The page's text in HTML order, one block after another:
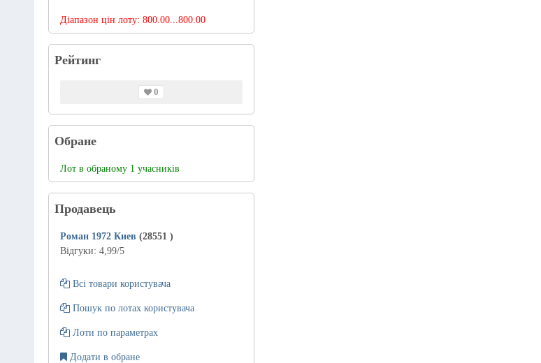
Діапазон цін лоту: 800.00...800.00
Рейтинг
0
Обране
Лот в обраному 1 учасників
Продавець
Роман 1972 Киев (28551 )
Відгуки: 4,99/5
Всі товари користувача
Пошук по лотах користувача
Лоти по параметрах
Додати в обране